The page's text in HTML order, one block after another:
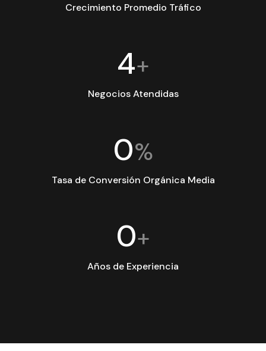
Crecimiento Promedio Tráfico
4+
Negocios Atendidas
0%
Tasa de Conversión Orgánica Media
0+
Años de Experiencia